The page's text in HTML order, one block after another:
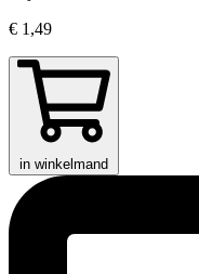
€ 1,49
in winkelmand